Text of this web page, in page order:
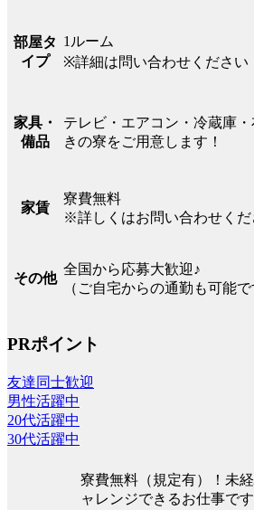
部屋タ
イプ
1ルーム
※詳細は問い合わせください
家具・
備品
テレビ・エアコン・冷蔵庫
きの寮をご用意します！
家賃
寮費無料
※詳しくはお問い合わせくだ
その他
全国から応募大歓迎♪
（ご自宅からの通勤も可能で
PRポイント
友達同士歓迎
男性活躍中
20代活躍中
30代活躍中
寮費無料（規定有）！未
ャレンジできるお仕事で